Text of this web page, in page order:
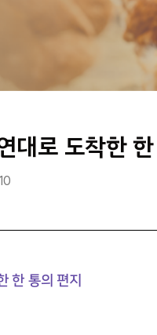
로 도착한
한 통의 편지